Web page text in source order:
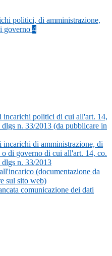
politici, di amministrazione,
governo 4
incarichi politici di cui all'art. 14,
n. 33/2013 (da pubblicare in
incarichi di amministrazione, di
o di governo di cui all'art. 14, co.
dlgs n. 33/2013
(documentazione da
sul sito web)
comunicazione dei dati